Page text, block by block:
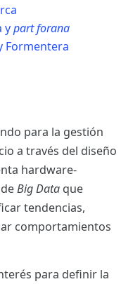
ypart forana
Formentera
para la gestión
a través del diseño
hardware-
Big Data que
tendencias,
comportamientos
para definir la